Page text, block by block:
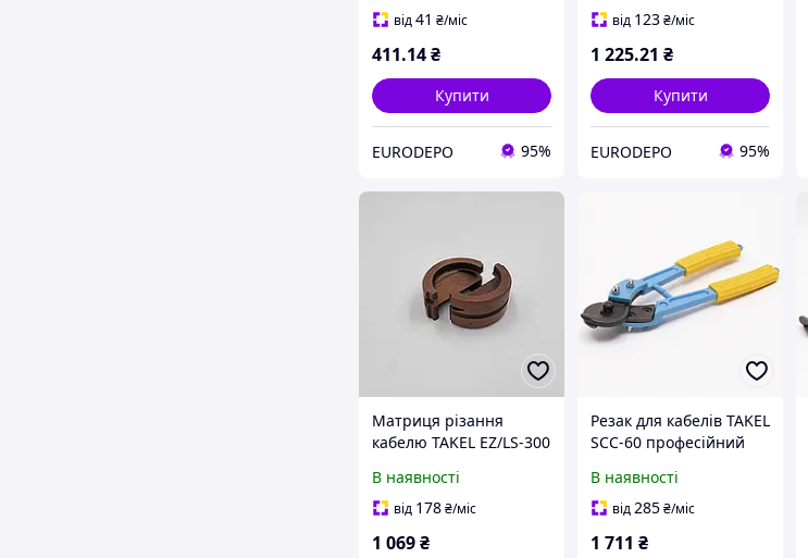
від41 ₴/міс
411.14₴
Купити
EURODEPO 95%
від 123₴/міс
1 225.21 ₴
Купити
EURODEPO 95%
Матриця різання
кабелю TAKEL EZ/LS-300
робіт швидкий
інструмент для
В наявності
від 178₴/міс
1 069₴
Резак для кабелів TAKEL
SCC-60 професійний
монтажників для
різання мідних і
В наявності
від285₴/міс
1 711 ₴